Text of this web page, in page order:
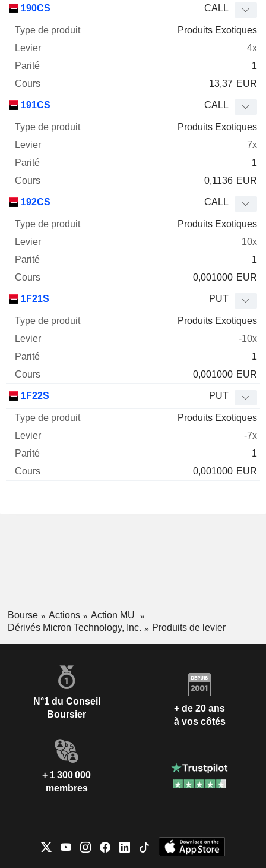
190CS CALL
Produits Exotiques
4x
1
13,37 EUR
191CS CALL
Produits Exotiques
7x
1
0,1136 EUR
192CS CALL
Produits Exotiques
10x
1
0,001000 EUR
1F21S PUT
Produits Exotiques
-10x
1
0,001000 EUR
1F22S PUT
Produits Exotiques
-7x
1
0,001000 EUR
Bourse Actions
Action MU
Dérivés Micron Technology, Inc.
Produits de levier
N°1 du Conseil
Boursier
+ de 20 ans
à vos côtés
+ 1 300 000
membres